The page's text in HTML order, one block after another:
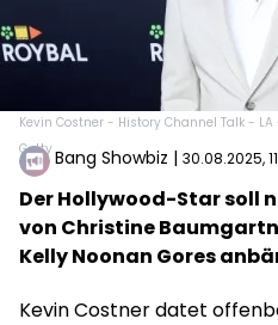
Kevin Costner - History Channel Talk -
GettyBang Showbiz | 30.08.2025,
Der Hollywood-Star soll
von Christine
Kelly Noonan Gores
Kevin Costner datet